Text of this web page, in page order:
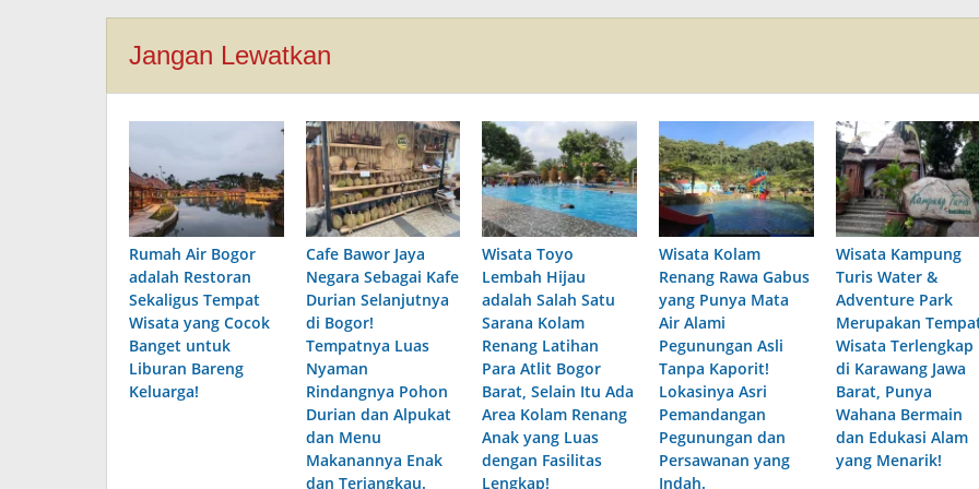
Jangan Lewatkan
Rumah Air Bogor
adalah Restoran
Sekaligus Tempat
Wisata yang Cocok
Banget untuk
Liburan Bareng
Keluarga!
Cafe Bawor Jaya
Negara Sebagai Kafe
Durian Selanjutnya
di Bogor!
Tempatnya Luas
Nyaman
Rindangnya Pohon
Durian dan Alpukat
dan Menu
Makanannya Enak
dan Terjangkau.
Wisata Toyo
Lembah Hijau
adalah Salah Satu
Sarana Kolam
Renang Latihan
Para Atlit Bogor
Barat, Selain Itu Ada
Area Kolam Renang
Anak yang Luas
dengan Fasilitas
Lengkap!
Wisata Kolam
Renang Rawa Gabus
yang Punya Mata
Air Alami
Pegunungan Asli
Tanpa Kaporit!
Lokasinya Asri
Pemandangan
Pegunungan dan
Persawanan yang
Indah.
Wisata Kampung
Turis Water &
Adventure Park
Merupakan
Wisata Terlengkap
di Karawang Jawa
Barat, Punya
Wahana Bermain
dan Edukasi Alam
yang Menarik!